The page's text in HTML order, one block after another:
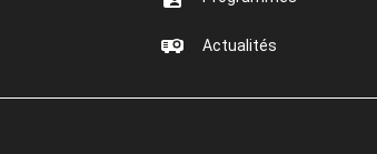
Actualités